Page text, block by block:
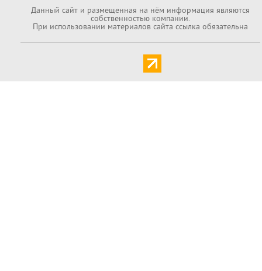
Данный cайт и размещенная на нём информация являются
собственностью компании.
При использовании материалов сайта ссылка обязательна